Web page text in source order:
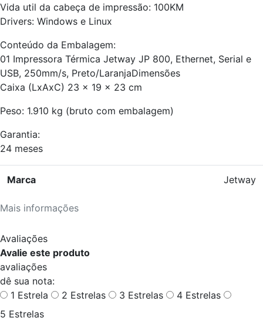
Vida util da cabeça de impressão: 100KM
Drivers: Windows e Linux
Conteúdo da Embalagem:
01 Impressora Térmica Jetway JP 800, Ethernet, Serial e
USB, 250mm/s, Preto/LaranjaDimensões
Caixa (LxAxC) 23 x 19 x 23 cm
Peso: 1.910 kg (bruto com embalagem)
Garantia:
24 meses
Mais informações
Marca Jetway
Avaliações
Avalie este produto
avaliações
dê sua nota:
1 Estrela
2 Estrelas 3 Estrelas
4 Estrelas
5 Estrelas